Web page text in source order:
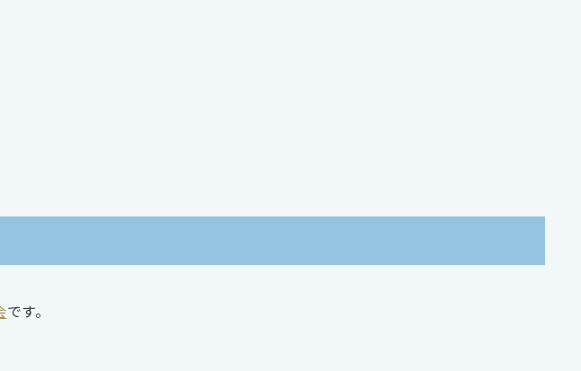
です。